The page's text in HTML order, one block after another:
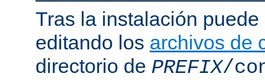
Tras la instalación
editando los archivos de
directorio de PREFIX/